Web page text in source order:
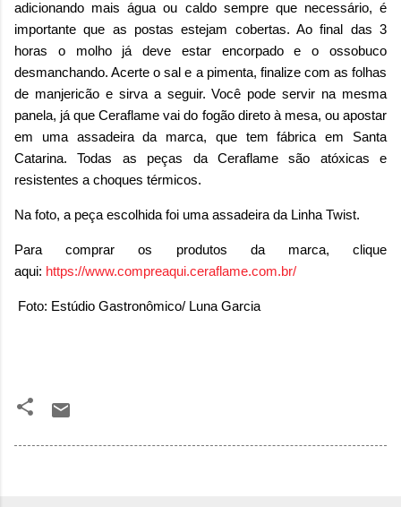
adicionando mais água ou caldo sempre que necessário, é
importante que as postas estejam cobertas. Ao final das 3
horas o molho já deve estar encorpado e o ossobuco
desmanchando. Acerte o sal e a pimenta, finalize com as folhas
de manjericão e sirva a seguir. Você pode servir na mesma
panela, já que Ceraflame vai do fogão direto à mesa, ou apostar
em uma assadeira da marca, que tem fábrica em Santa
Catarina. Todas as peças da Ceraflame são atóxicas e
resistentes a choques térmicos.
Na foto, a peça escolhida foi uma assadeira da Linha Twist.
Para comprar os produtos da marca, clique
aqui: https://www.compreaqui.ceraflame.com.br/
Foto: Estúdio Gastronômico/ Luna Garcia